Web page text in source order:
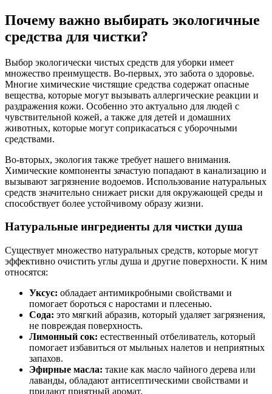
Почему важно выбирать экологичные
средства для чистки?
Выбор экологически чистых средств для уборки имеет
множество преимуществ. Во-первых, это забота о здоровье.
Многие химические чистящие средства содержат опасные
вещества, которые могут вызывать аллергические реакции и
раздражения кожи. Особенно это актуально для людей с
чувствительной кожей, а также для детей и домашних
животных, которые могут соприкасаться с уборочными
средствами.
Во-вторых, экология также требует нашего внимания.
Химические компоненты зачастую попадают в канализацию и
вызывают загрязнение водоемов. Использование натуральных
средств значительно снижает риски для окружающей среды и
способствует более устойчивому образу жизни.
Натуральные ингредиенты для чистки душа
Существует множество натуральных средств, которые могут
эффективно очистить углы душа и другие поверхности. К ним
относятся:
Уксус: обладает антимикробными свойствами и
помогает бороться с наростами и плесенью.
Сода: это мягкий абразив, который удаляет загрязнения,
не повреждая поверхность.
Лимонный сок: естественный отбеливатель, который
помогает избавиться от мыльных налетов и неприятных
запахов.
Эфирные масла: такие как масло чайного дерева или
лаванды, обладают антисептическими свойствами и
придают приятный аромат.